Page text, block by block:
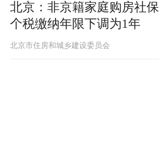
北京：非京籍家庭购房社保
个税缴纳年限下调为1年
北京市住房和城乡建设委员会